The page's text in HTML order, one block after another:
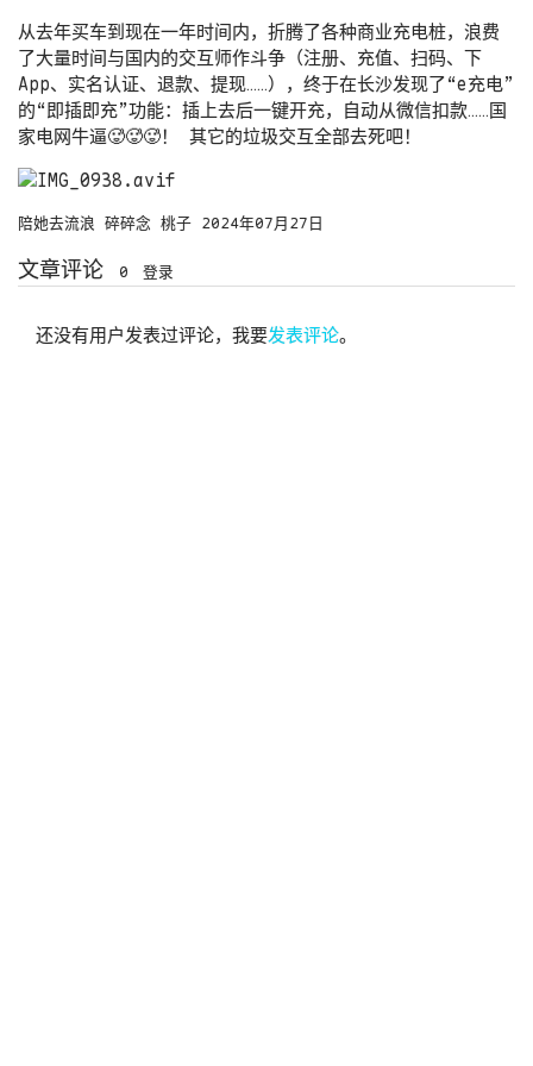
从去年买车到现在一年时间内，折腾了各种商业充电桩，浪费
了大量时间与国内的交互师作斗争（注册、充值、扫码、下
App、实名认证、退款、提现……），终于在长沙发现了“e充电”
的“即插即充”功能：插上去后一键开充，自动从微信扣款……国
家电网牛逼🥵🥵🥵！ 其它的垃圾交互全部去死吧！
陪她去流浪 碎碎念 桃子 2024年07月27日
文章评论 0 登录
还没有用户发表过评论，我要发表评论。